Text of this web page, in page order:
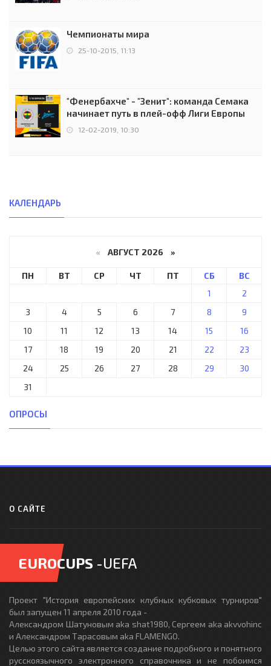
Чемпионаты мира
25-10-2015, 11:13
"Фенербахче" - "Зенит": команда Семака
начинает путь в плей-офф Лиги Европы
12-02-2019, 10:30
КАЛЕНДАРЬ
« АВГУСТ 2026 »
ПН ВТ СР ЧТ ПТ СБ
ВС
1
2
3
4 5 6 7 8
9
10
11 12 13 14 15
16
17
18 19 20 21 22
23
24
25 26 27 28 29
30
31
ОПРОСЫ
О САЙТЕ
EUROCUPS -UEFA
Проект "История европейских клубных кубковых турниров"
был запущен 11 апреля 2010 года -
Александром Шатуновым aka shat1980, Сергеем aka akvvohinc
и Александром Тарасовым aka FLAMENGO.
Целью этого сайта является создание подробного и понятного
русскоязычного электронного справочника и не побоимся